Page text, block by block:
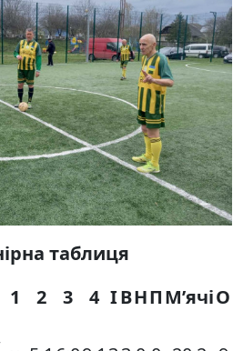
таблиця
1 2 3 4 ІВНПМ’ячіО